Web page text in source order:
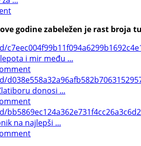
godine zabeležen je rast
i mir među ...
donosi ...
na najlepši ...